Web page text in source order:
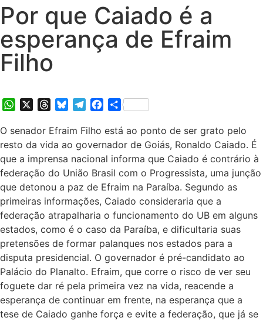
Por que Caiado é a
esperança de Efraim
Filho
WhatsAppThreadsBlueskyTelegramFacebook
Share
O senador Efraim Filho está ao ponto de ser grato pelo
resto da vida ao governador de Goiás, Ronaldo Caiado. É
que a imprensa nacional informa que Caiado é contrário à
federação do União Brasil com o Progressista, uma junção
que detonou a paz de Efraim na Paraíba. Segundo as
primeiras informações, Caiado consideraria que a
federação atrapalharia o funcionamento do UB em alguns
estados, como é o caso da Paraíba, e dificultaria suas
pretensões de formar palanques nos estados para a
disputa presidencial. O governador é pré-candidato ao
Palácio do Planalto. Efraim, que corre o risco de ver seu
foguete dar ré pela primeira vez na vida, reacende a
esperança de continuar em frente, na esperança que a
tese de Caiado ganhe força e evite a federação, que já se